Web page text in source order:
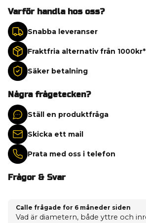
Varför handla hos oss?
Snabba leveranser
Fraktfria alternativ från 1000kr*
Säker betalning
Några frågetecken?
Ställ en produktfråga
Skicka ett mail
Prata med oss i telefon
Frågor & Svar
Calle frågade for 6 måneder siden
Vad är diametern, både yttre och